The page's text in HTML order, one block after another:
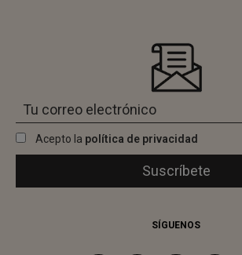
Acepto la política de privacidad
SÍGUENOS